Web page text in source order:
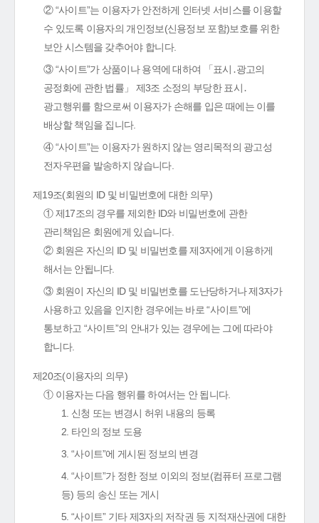
② “사이트”는 이용자가 안전하게 인터넷 서비스를 이용할
수 있도록 이용자의 개인정보(신용정보 포함)보호를 위한
보안 시스템을 갖추어야 합니다.
③ “사이트”가 상품이나 용역에 대하여 「표시․광고의
공정화에 관한 법률」 제3조 소정의 부당한 표시․
광고행위를 함으로써 이용자가 손해를 입은 때에는 이를
배상할 책임을 집니다.
④ “사이트”는 이용자가 원하지 않는 영리목적의 광고성
전자우편을 발송하지 않습니다.
제19조(회원의 ID 및 비밀번호에 대한 의무)
① 제17조의 경우를 제외한 ID와 비밀번호에 관한
관리책임은 회원에게 있습니다.
② 회원은 자신의 ID 및 비밀번호를 제3자에게 이용하게
해서는 안됩니다.
③ 회원이 자신의 ID 및 비밀번호를 도난당하거나 제3자가
사용하고 있음을 인지한 경우에는 바로 “사이트”에
통보하고 “사이트”의 안내가 있는 경우에는 그에 따라야
합니다.
제20조(이용자의 의무)
① 이용자는 다음 행위를 하여서는 안 됩니다.
1. 신청 또는 변경시 허위 내용의 등록
2. 타인의 정보 도용
3. “사이트”에 게시된 정보의 변경
4. “사이트”가 정한 정보 이외의 정보(컴퓨터 프로그램
등) 등의 송신 또는 게시
5. “사이트” 기타 제3자의 저작권 등 지적재산권에 대한